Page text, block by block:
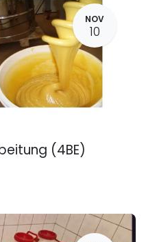
NOV
10
(4BE)